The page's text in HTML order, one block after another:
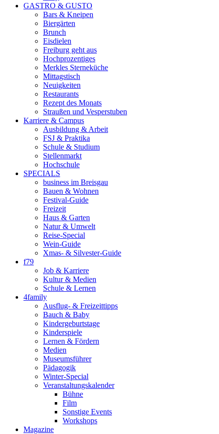
GASTRO & GUSTO
Bars & Kneipen
Biergärten
Brunch
Eisdielen
Freiburg geht aus
Hochprozentiges
Merkles Sterneküche
Mittagstisch
Neuigkeiten
Restaurants
Rezept des Monats
Straußen und Vesperstuben
Karriere & Campus
Ausbildung & Arbeit
FSJ & Praktika
Schule & Studium
Stellenmarkt
Hochschule
SPECIALS
business im Breisgau
Bauen & Wohnen
Festival-Guide
Freizeit
Haus & Garten
Natur & Umwelt
Reise-Special
Wein-Guide
Xmas- & Silvester-Guide
f79
Job & Karriere
Kultur & Medien
Schule & Lernen
4family
Ausflug- & Freizeittipps
Bauch & Baby
Kindergeburtstage
Kinderspiele
Lernen & Fördern
Medien
Museumsführer
Pädagogik
Winter-Special
Veranstaltungskalender
Bühne
Film
Sonstige Events
Workshops
Magazine